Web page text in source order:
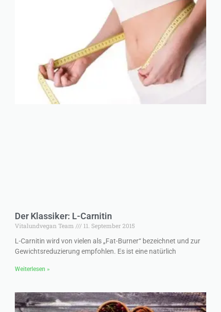
Der Klassiker: L-Carnitin
Vitalundvegan Team
11. September 2015
L-Carnitin wird von vielen als „Fat-Burner“ bezeichnet und zur
Gewichtsreduzierung empfohlen. Es ist eine natürlich
Weiterlesen »